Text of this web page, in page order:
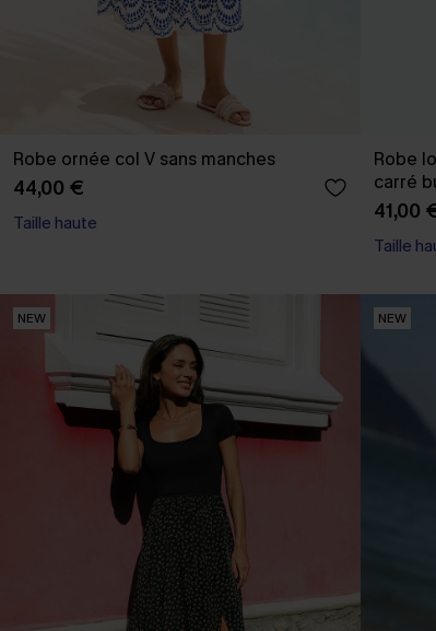
Robe ornée col V sans manches
44,00 €
Taille haute
Robe
carré
41,00
Taille
NEW NEW